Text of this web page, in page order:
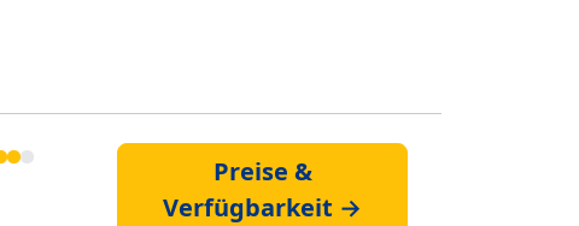
Preise &
Verfügbarkeit →